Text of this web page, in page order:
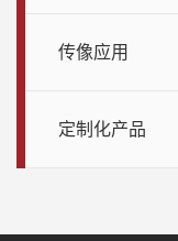
传像应用
定制化产品